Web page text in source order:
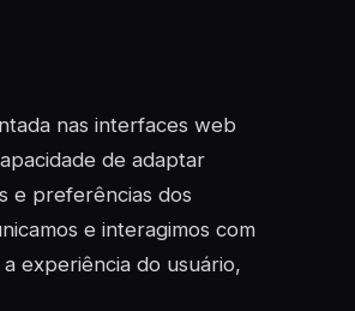
nas interfaces web
de adaptar
e preferências dos
e interagimos com
experiência do usuário,